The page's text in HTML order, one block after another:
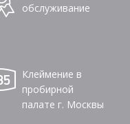
обслуживание
Клеймение в
пробирной
палате г. Москвы